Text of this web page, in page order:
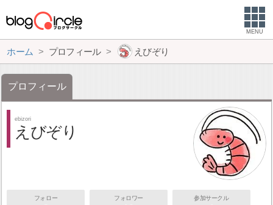
MENU
ホーム プロフィール えびぞり
プロフィール
ebizori
えびぞり
フォロー フォロワー 参加サークル